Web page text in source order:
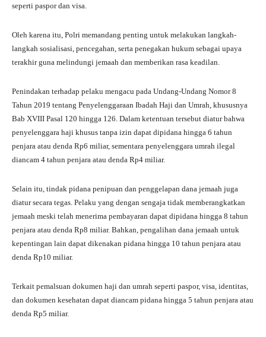
seperti paspor dan visa.
Oleh karena itu, Polri memandang penting untuk melakukan langkah-
langkah sosialisasi, pencegahan, serta penegakan hukum sebagai upaya
terakhir guna melindungi jemaah dan memberikan rasa keadilan.
Penindakan terhadap pelaku mengacu pada Undang-Undang Nomor 8
Tahun 2019 tentang Penyelenggaraan Ibadah Haji dan Umrah, khususnya
Bab XVIII Pasal 120 hingga 126. Dalam ketentuan tersebut diatur bahwa
penyelenggara haji khusus tanpa izin dapat dipidana hingga 6 tahun
penjara atau denda Rp6 miliar, sementara penyelenggara umrah ilegal
diancam 4 tahun penjara atau denda Rp4 miliar.
Selain itu, tindak pidana penipuan dan penggelapan dana jemaah juga
diatur secara tegas. Pelaku yang dengan sengaja tidak memberangkatkan
jemaah meski telah menerima pembayaran dapat dipidana hingga 8 tahun
penjara atau denda Rp8 miliar. Bahkan, pengalihan dana jemaah untuk
kepentingan lain dapat dikenakan pidana hingga 10 tahun penjara atau
denda Rp10 miliar.
Terkait pemalsuan dokumen haji dan umrah seperti paspor, visa, identitas,
dan dokumen kesehatan dapat diancam pidana hingga 5 tahun penjara atau
denda Rp5 miliar.